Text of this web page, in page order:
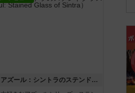
アズール：シントラのステンドグラス